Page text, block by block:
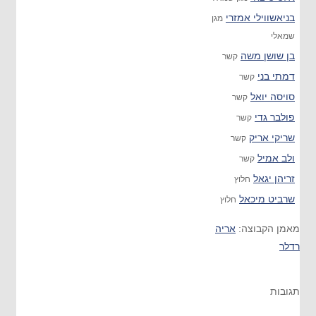
בניאשווילי אמזרי מגן
שמאלי
בן שושן משה קשר
דמתי בני קשר
סויסה יואל קשר
פולבר גדי קשר
שריקי אריק קשר
ולב אמיל קשר
זריהן יגאל חלוץ
שרביט מיכאל חלוץ
מאמן הקבוצה: אריה
רדלר
תגובות